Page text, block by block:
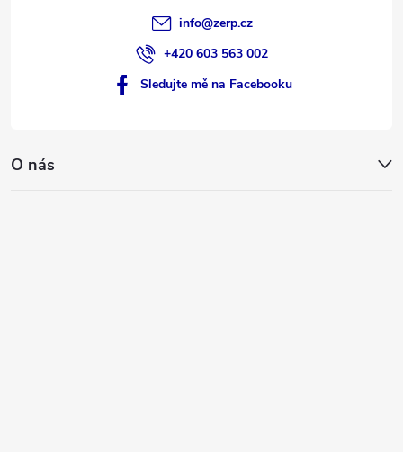
info@zerp.cz
+420 603 563 002
Sledujte mě na Facebooku
O nás